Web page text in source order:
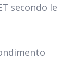
secondo le